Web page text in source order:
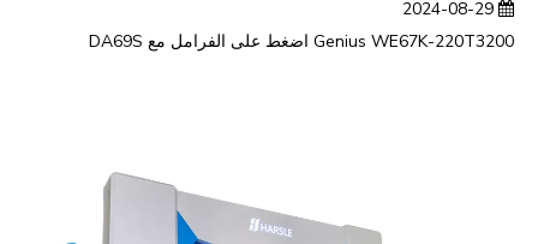
Genius WE67K-220T3200 اضغط على الفرامل مع DA69S